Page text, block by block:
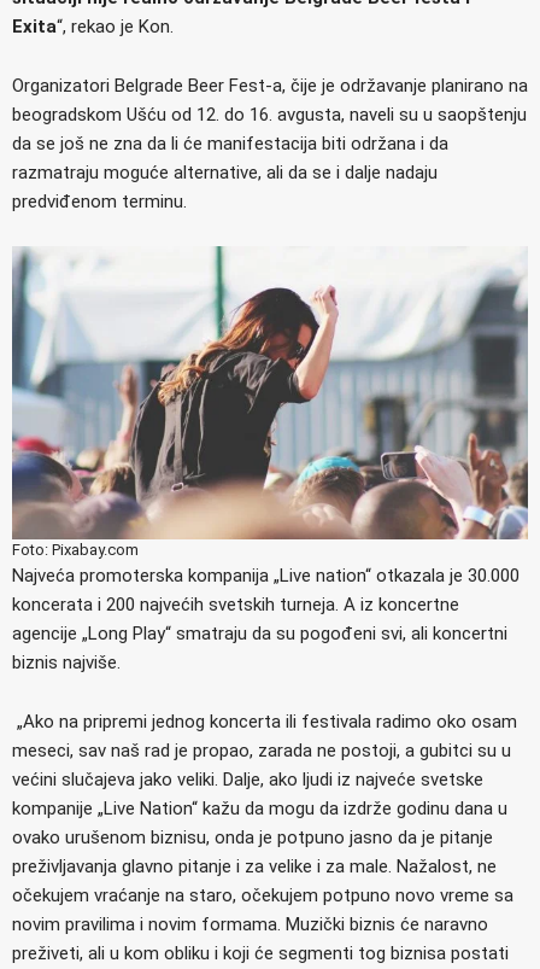
Exita“, rekao je Kon.
Organizatori Belgrade Beer Fest-a, čije je održavanje planirano na
beogradskom Ušću od 12. do 16. avgusta, naveli su u saopštenju
da se još ne zna da li će manifestacija biti održana i da
razmatraju moguće alternative, ali da se i dalje nadaju
predviđenom terminu.
Foto: Pixabay.com
Najveća promoterska kompanija „Live nation“ otkazala je 30.000
koncerata i 200 najvećih svetskih turneja. A iz koncertne
agencije „Long Play“ smatraju da su pogođeni svi, ali koncertni
biznis najviše.
„Ako na pripremi jednog koncerta ili festivala radimo oko osam
meseci, sav naš rad je propao, zarada ne postoji, a gubitci su u
većini slučajeva jako veliki. Dalje, ako ljudi iz najveće svetske
kompanije „Live Nation“ kažu da mogu da izdrže godinu dana u
ovako urušenom biznisu, onda je potpuno jasno da je pitanje
preživljavanja glavno pitanje i za velike i za male. Nažalost, ne
očekujem vraćanje na staro, očekujem potpuno novo vreme sa
novim pravilima i novim formama. Muzički biznis će naravno
preživeti, ali u kom obliku i koji će segmenti tog biznisa postati